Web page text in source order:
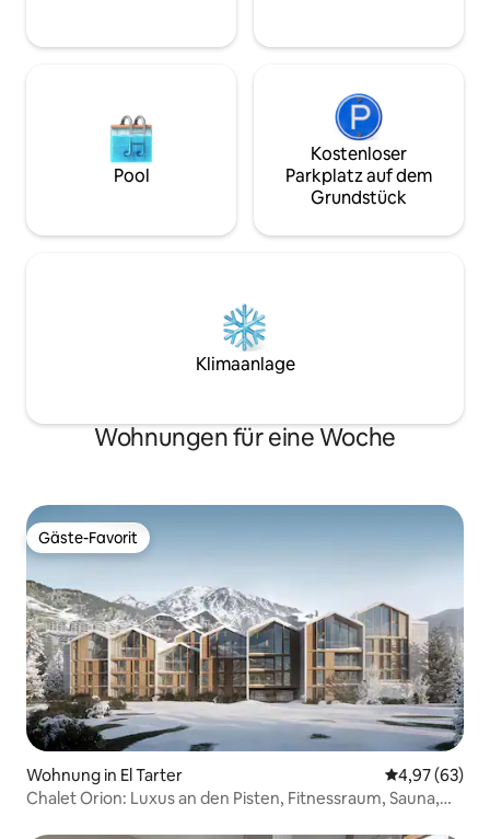
Pool
Kostenloser
Parkplatz auf dem
Grundstück
Klimaanlage
Wohnungen für eine Woche
Gäste-Favorit
Gäste-Favorit
Wohnung in El Tarter
4,97 (63)
Chalet Orion: Luxus an den Pisten, Fitnessraum, Sauna,